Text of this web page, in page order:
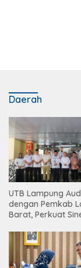
Daerah
UTB Lampung
dengan Pemkab
Barat, Perkuat
Tinggi